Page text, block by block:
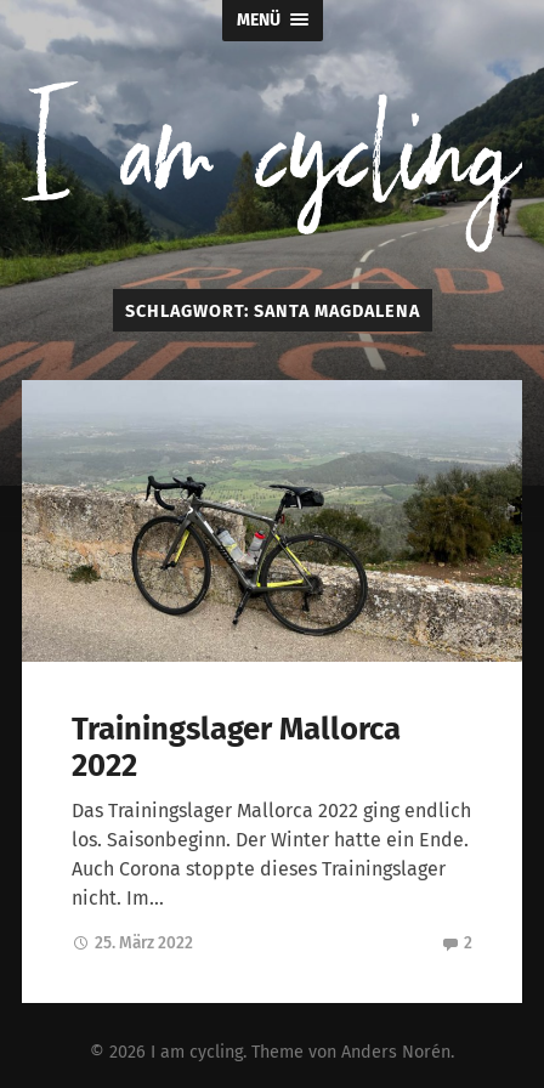
MENÜ
I
am
cycling
SCHLAGWORT: SANTA MAGDALENA
Trainingslager Mallorca
2022
Das Trainingslager Mallorca 2022 ging endlich
los. Saisonbeginn. Der Winter hatte ein Ende.
Auch Corona stoppte dieses Trainingslager
nicht. Im…
25. März 2022 2
© 2026 I am cycling. Theme von Anders Norén.